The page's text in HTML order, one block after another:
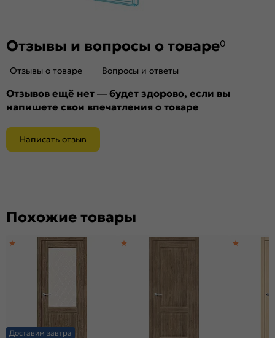
Отзывы и вопросы о товаре0
Отзывы о товаре Вопросы и ответы
Отзывов ещё нет — будет здорово, если вы
напишете свои впечатления о товаре
Написать отзыв
Похожие товары
Доставим завтра